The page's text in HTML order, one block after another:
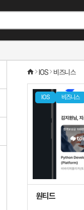
IOS 비즈니스
IOS 비즈니스
원티드